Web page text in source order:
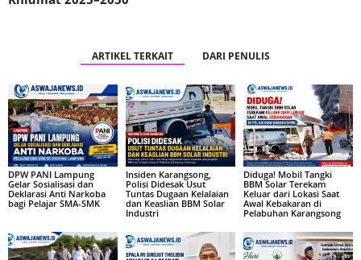
ARTIKEL TERKAIT DARI PENULIS
DPW PANI Lampung
Gelar Sosialisasi dan
Deklarasi Anti Narkoba
bagi Pelajar SMA-SMK
Insiden Karangsong,
Polisi Didesak Usut
Tuntas Dugaan Kelalaian
dan Keaslian BBM Solar
Industri
Diduga! Mobil Tangki
BBM Solar Terekam
Keluar dari Lokasi Saat
Awal Kebakaran di
Pelabuhan Karangsong